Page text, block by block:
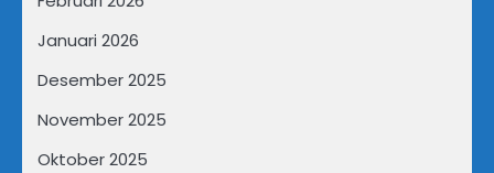
Januari 2026
Desember 2025
November 2025
Oktober 2025